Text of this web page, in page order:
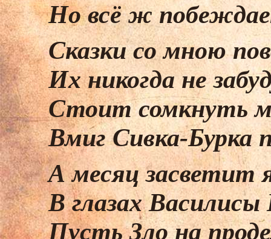
Но всё ж
Сказки со мною
Их никогда не
Стоит сомкнуть
Вмиг Сивка-Бурка
А месяц засветит
В глазах Василисы
Пусть Зло на